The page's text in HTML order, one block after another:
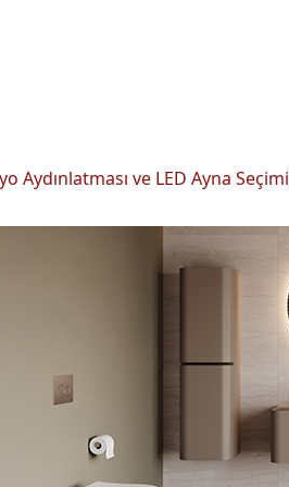
Aydınlatması ve LED Ayna Seçimi